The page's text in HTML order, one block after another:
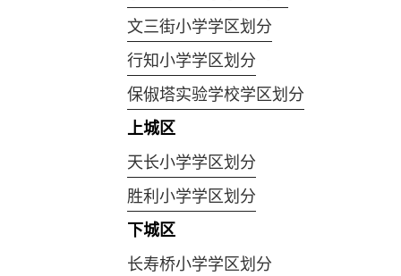
文三街小学学区划分
行知小学学区划分
保俶塔实验学校学区划分
上城区
天长小学学区划分
胜利小学学区划分
下城区
长寿桥小学学区划分